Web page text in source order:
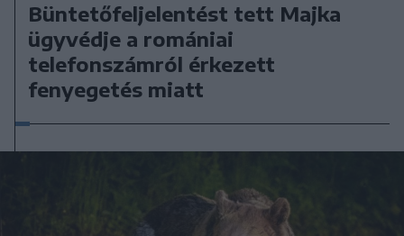
Büntetőfeljelentést tett Majka
ügyvédje a romániai
telefonszámról érkezett
fenyegetés miatt